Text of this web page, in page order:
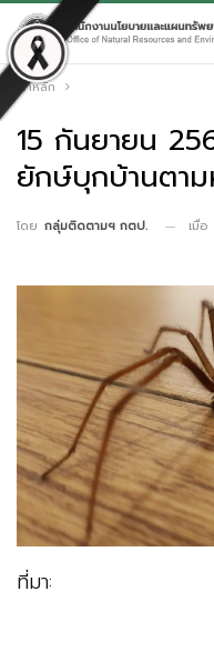
หน้าหลัก
15 กันยายน
ยักษ์บุกบ้านตาม
โดย กลุ่มติดตามฯ กตป. เมื่อ
ที่มา: